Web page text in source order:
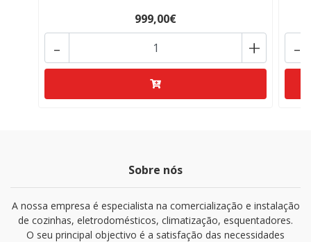
999,00€
+
- -
Sobre nós
A nossa empresa é especialista na comercialização e instalação
de cozinhas, eletrodomésticos, climatização, esquentadores.
O seu principal objectivo é a satisfação das necessidades